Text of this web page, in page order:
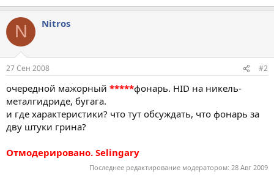
N Nitros
27 Сен 2008 #2
очередной мажорный *****фонарь. HID на никель-
металгидриде, бугага.
и где характеристики? что тут обсуждать, что фонарь за
дву штуки грина?
Отмодерировано. Selingary
Последнее редактирование модератором: 28 Авг 2009